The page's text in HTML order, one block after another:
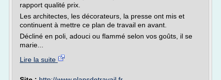
rapport qualité prix.
Les architectes, les décorateurs, la presse ont mis et
continuent à mettre ce plan de travail en avant.
Décliné en poli, adouci ou flammé selon vos goûts, il se
marie...
Lire la suite